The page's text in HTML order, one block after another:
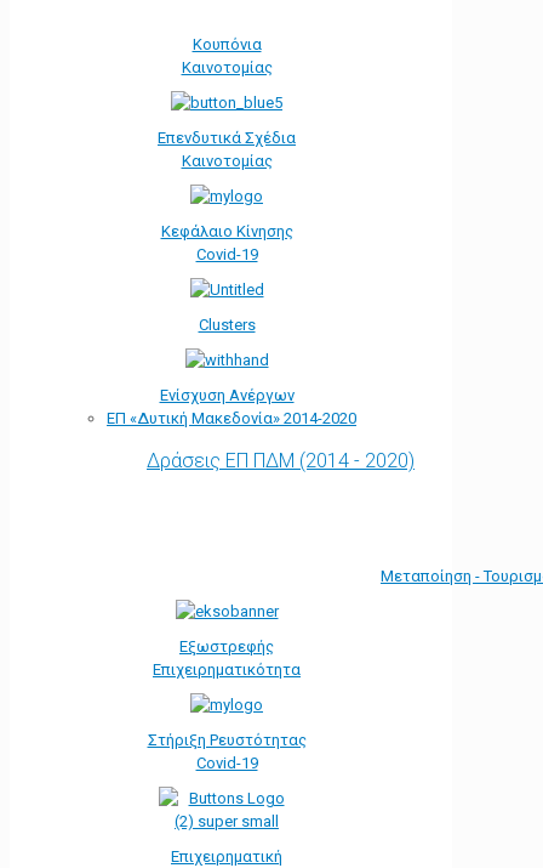
Κουπόνια
Καινοτομίας
Επενδυτικά Σχέδια
Καινοτομίας
Κεφάλαιο Κίνησης
Covid-19
Clusters
Ενίσχυση Ανέργων
ΕΠ «Δυτική Μακεδονία» 2014-2020
Δράσεις ΕΠ ΠΔΜ (2014 - 2020)
Μεταποίηση -
Εξωστρεφής
Επιχειρηματικότητα
Στήριξη Ρευστότητας
Covid-19
Επιχειρηματική